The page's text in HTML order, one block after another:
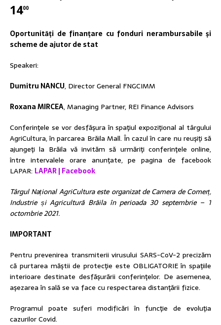
1400
Oportunităţi de finanţare cu fonduri nerambursabile şi
scheme de ajutor de stat
Speakeri:
Dumitru NANCU, Director General FNGCIMM
Roxana MIRCEA, Managing Partner, REI Finance Advisors
Conferinţele se vor desfăşura în spaţiul expoziţional al târgului
AgriCultura, în parcarea Brăila Mall. În cazul în care nu reuşiţi să
ajungeţi la Brăila vă invităm să urmăriţi conferinţele online,
între intervalele orare anunţate, pe pagina de facebook
LAPAR: LAPAR | Facebook
Târgul Național AgriCulturaeste organizat deCamera de Comerț,
Industrie și Agricultură Brăilaîn perioada 30 septembrie – 1
octombrie 2021.
IMPORTANT
Pentru prevenirea transmiterii virusului SARS-CoV-2 precizăm
că purtarea măştii de protecţie este OBLIGATORIE în spaţiile
interioare destinate desfăşurării conferinţelor. De asemenea,
aşezarea în sală se va face cu respectarea distanţării fizice.
Programul poate suferi modificări în funcţie de evoluţia
cazurilor Covid.